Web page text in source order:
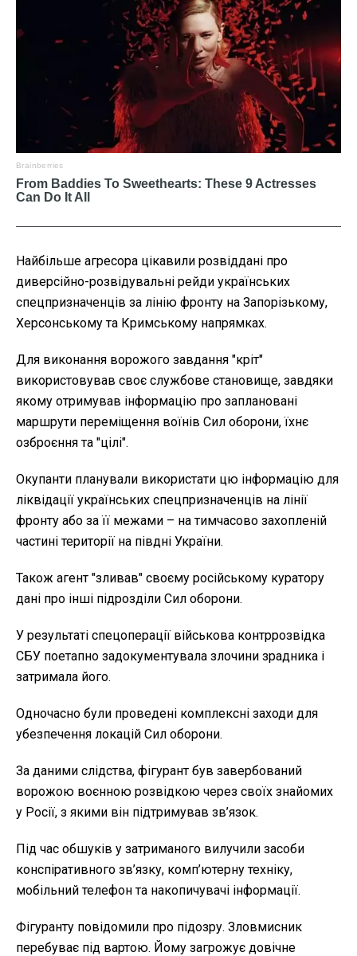
Найбільше агресора цікавили розвіддані про
диверсійно-розвідувальні рейди українських
спецпризначенців за лінію фронту на Запорізькому,
Херсонському та Кримському напрямках.
Для виконання ворожого завдання "кріт"
використовував своє службове становище, завдяки
якому отримував інформацію про заплановані
маршрути переміщення воїнів Сил оборони, їхнє
озброєння та "цілі".
Окупанти планували використати цю інформацію для
ліквідації українських спецпризначенців на лінії
фронту або за її межами – на тимчасово захопленій
частині території на півдні України.
Також агент "зливав" своєму російському куратору
дані про інші підрозділи Сил оборони.
У результаті спецоперації військова контррозвідка
СБУ поетапно задокументувала злочини зрадника і
затримала його.
Одночасно були проведені комплексні заходи для
убезпечення локацій Сил оборони.
За даними слідства, фігурант був завербований
ворожою воєнною розвідкою через своїх знайомих
у Росії, з якими він підтримував зв’язок.
Під час обшуків у затриманого вилучили засоби
конспіративного зв’язку, комп’ютерну техніку,
мобільний телефон та накопичувачі інформації.
Фігуранту повідомили про підозру. Зловмисник
перебуває під вартою. Йому загрожує довічне